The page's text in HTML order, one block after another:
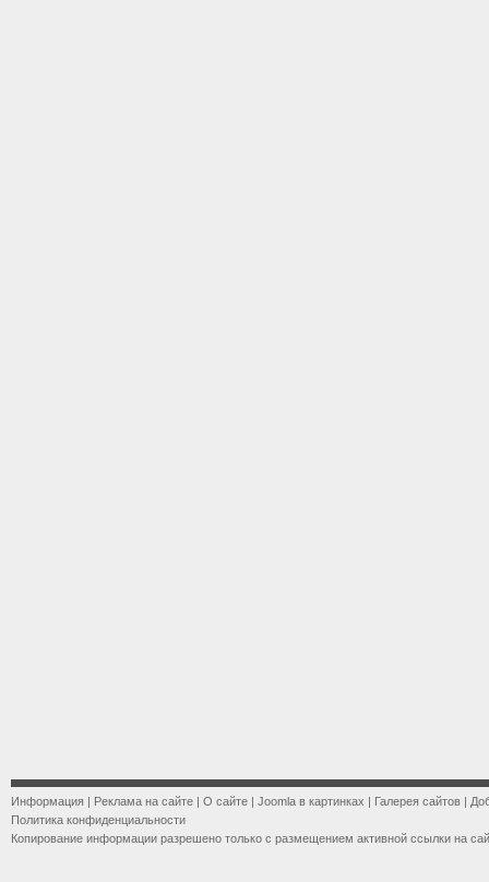
Информация | Реклама на сайте | О сайте | Joomla в картинках | Галерея сайтов |
Политика конфиденциальности
Копирование информации разрешено только с размещением активной ссылки на